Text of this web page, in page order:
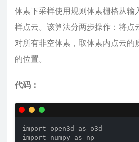
体素下采样使用规则体素栅格从输
样点云。该算法分两步操作：将点
对所有非空体素，取体素内点云的
的位置。
代码：
import open3d as o3d
import numpy as np